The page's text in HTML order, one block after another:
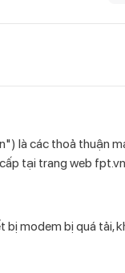
là các thoả thuận
tại trang web
modem bị quá tải,